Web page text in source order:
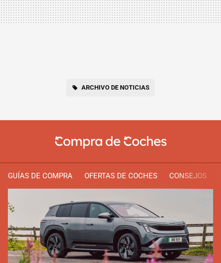
ARCHIVO DE NOTICIAS
GUÍAS DE COMPRA OFERTAS DE COCHES CONSEJOS